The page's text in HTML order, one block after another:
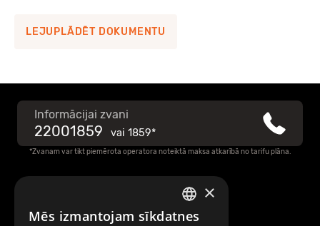
Tirgotāja līgums
Pielikums Nr.1 Tirgotāja elektroniskās naudas konta
Pielikums Nr.2 Maksājumu pakalpojuma noteikumi
LEJUPLĀDĒT DOKUMENTU
Informācijai zvani
22001859 vai 1859*
*Zvanam var tikt piemērota operatora noteiktā maksa atkarībā no tarifu plāna.
LATVIAN
×
Mēs izmantojam sīkdatnes